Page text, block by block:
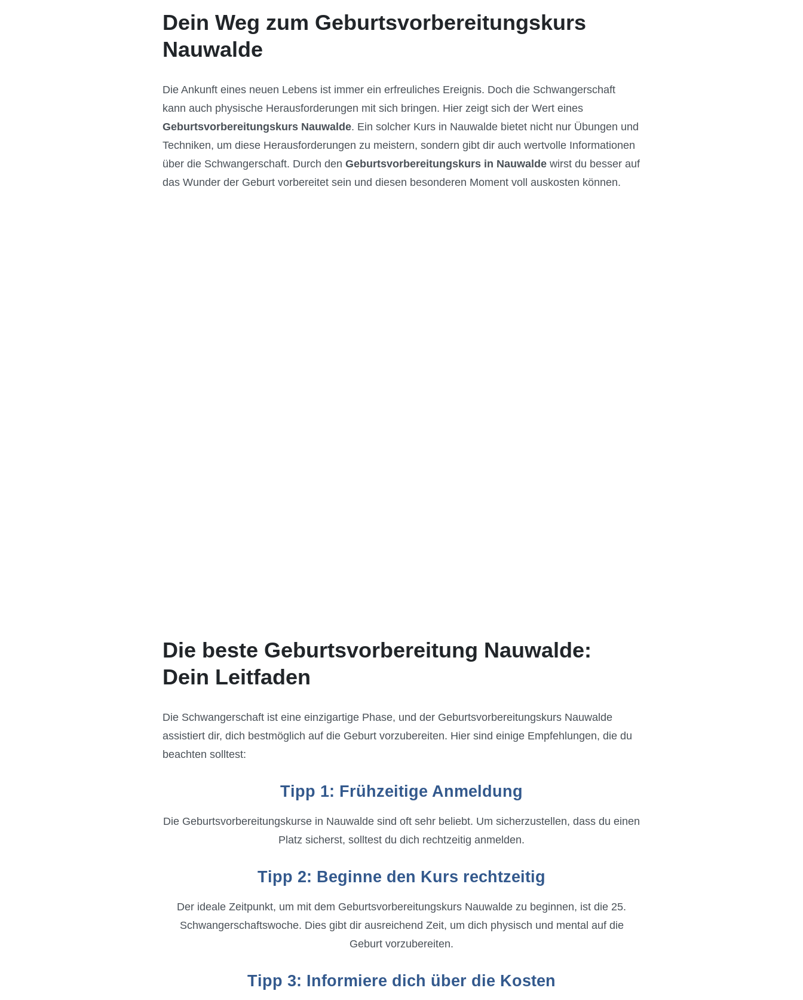
Dein Weg zum Geburtsvorbereitungskurs
Nauwalde
Die Ankunft eines neuen Lebens ist immer ein erfreuliches Ereignis. Doch die Schwangerschaft
kann auch physische Herausforderungen mit sich bringen. Hier zeigt sich der Wert eines
Geburtsvorbereitungskurs Nauwalde. Ein solcher Kurs in Nauwalde bietet nicht nur Übungen und
Techniken, um diese Herausforderungen zu meistern, sondern gibt dir auch wertvolle Informationen
über die Schwangerschaft. Durch den Geburtsvorbereitungskurs in Nauwalde wirst du besser auf
das Wunder der Geburt vorbereitet sein und diesen besonderen Moment voll auskosten können.
Die beste Geburtsvorbereitung Nauwalde:
Dein Leitfaden
Die Schwangerschaft ist eine einzigartige Phase, und der Geburtsvorbereitungskurs Nauwalde
assistiert dir, dich bestmöglich auf die Geburt vorzubereiten. Hier sind einige Empfehlungen, die du
beachten solltest:
Tipp 1: Frühzeitige Anmeldung
Die Geburtsvorbereitungskurse in Nauwalde sind oft sehr beliebt. Um sicherzustellen, dass du einen
Platz sicherst, solltest du dich rechtzeitig anmelden.
Tipp 2: Beginne den Kurs rechtzeitig
Der ideale Zeitpunkt, um mit dem Geburtsvorbereitungskurs Nauwalde zu beginnen, ist die 25.
Schwangerschaftswoche. Dies gibt dir ausreichend Zeit, um dich physisch und mental auf die
Geburt vorzubereiten.
Tipp 3: Informiere dich über die Kosten